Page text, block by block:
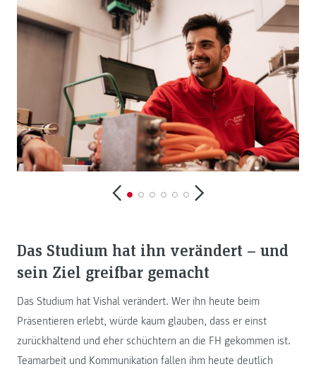
Das Studium hat ihn verändert – und
sein Ziel greifbar gemacht
Das Studium hat Vishal verändert. Wer ihn heute beim
Präsentieren erlebt, würde kaum glauben, dass er einst
zurückhaltend und eher schüchtern an die FH gekommen ist.
Teamarbeit und Kommunikation fallen ihm heute deutlich